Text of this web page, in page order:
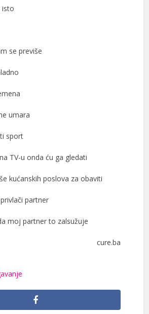
isto
se previše
umara
sport
TV-u onda ću ga gledati
kućanskih poslova za obaviti
partner
moj partner to zalsužuje
cure.ba